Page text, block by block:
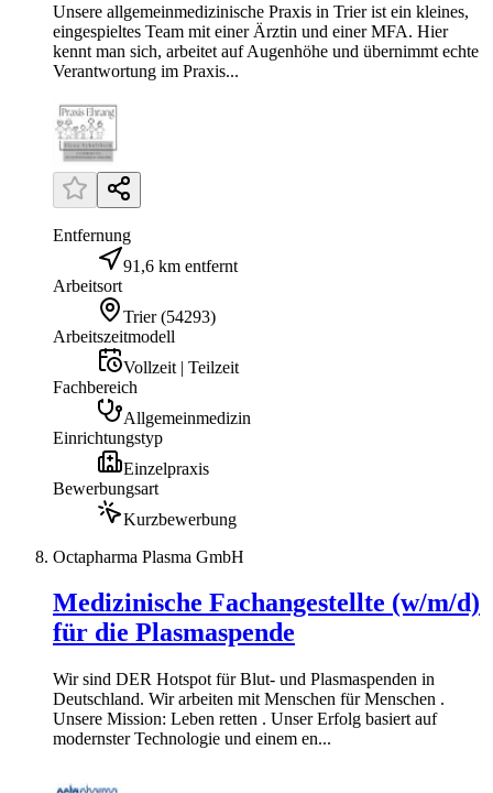
Unsere allgemeinmedizinische Praxis in Trier ist ein kleines,
eingespieltes Team mit einer Ärztin und einer MFA. Hier
kennt man sich, arbeitet auf Augenhöhe und übernimmt echte
Verantwortung im Praxis...
Entfernung
91,6 km entfernt
Arbeitsort
Trier (54293)
Arbeitszeitmodell
Vollzeit | Teilzeit
Fachbereich
Allgemeinmedizin
Einrichtungstyp
Einzelpraxis
Bewerbungsart
Kurzbewerbung
Octapharma Plasma GmbH
Medizinische Fachangestellte (w/m/d)
für die Plasmaspende
Wir sind DER Hotspot für Blut- und Plasmaspenden in
Deutschland. Wir arbeiten mit Menschen für Menschen .
Unsere Mission: Leben retten . Unser Erfolg basiert auf
modernster Technologie und einem en...